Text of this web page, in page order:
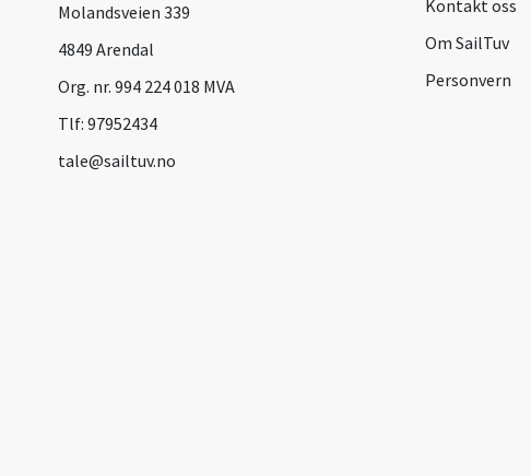
Molandsveien 339
4849 Arendal
Org. nr. 994 224 018 MVA
Tlf: 97952434
tale@sailtuv.no
Kontakt oss
Om SailTuv
Personvern